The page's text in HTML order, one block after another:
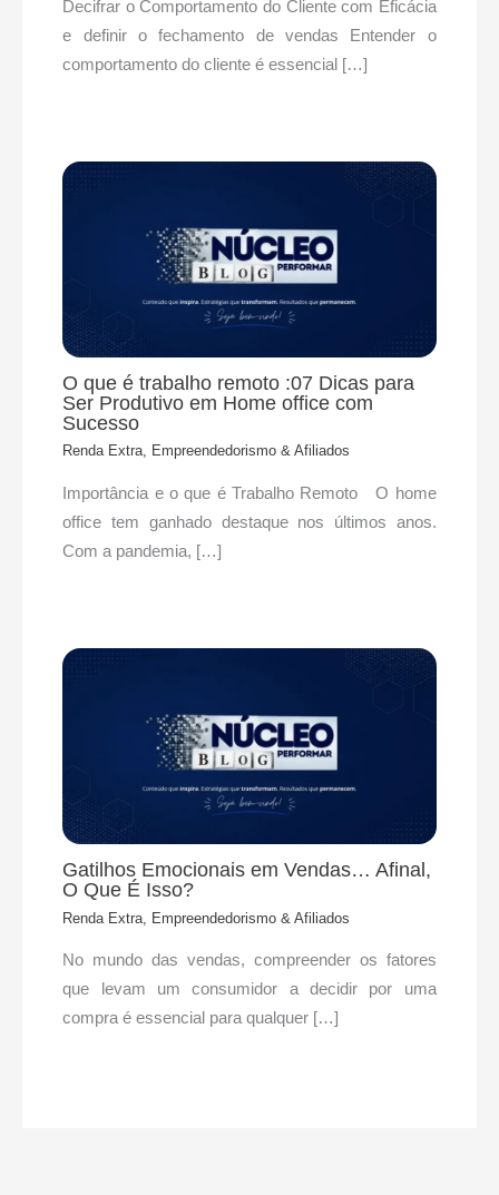
Decifrar o Comportamento do Cliente com Eficácia
e definir o fechamento de vendas Entender o
comportamento do cliente é essencial […]
O que é trabalho remoto :07 Dicas para
Ser Produtivo em Home office com
Sucesso
Renda Extra, Empreendedorismo & Afiliados
Importância e o que é Trabalho Remoto O home
office tem ganhado destaque nos últimos anos.
Com a pandemia, […]
Gatilhos Emocionais em Vendas… Afinal,
O Que É Isso?
Renda Extra, Empreendedorismo & Afiliados
No mundo das vendas, compreender os fatores
que levam um consumidor a decidir por uma
compra é essencial para qualquer […]